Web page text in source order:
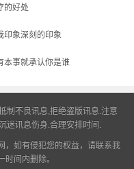
的好处
印象深刻的印象
本事就承认你是谁
制不良讯息,拒绝盗版讯息.注意
迷讯息伤身.合理安排时间.
，如有侵犯您的权益，请联系我
间内删除。